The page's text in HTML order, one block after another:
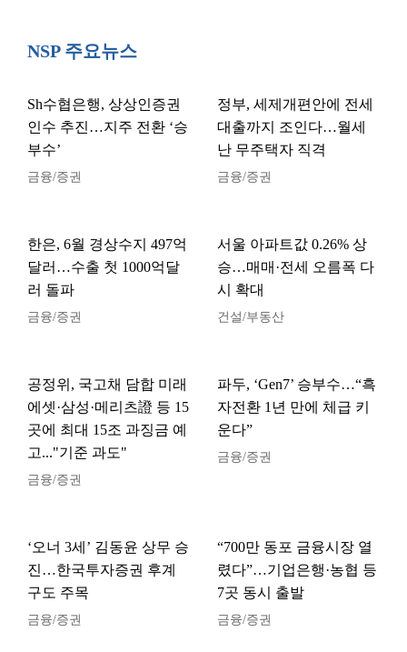
NSP 주요뉴스
Sh수협은행, 상상인증권
인수 추진…지주 전환 ‘승
부수’
금융/증권
정부, 세제개편안에 전세
대출까지 조인다…월세
난 무주택자 직격
금융/증권
한은, 6월 경상수지 497억
달러…수출 첫 1000억달
러 돌파
금융/증권
서울 아파트값 0.26% 상
승…매매·전세 오름폭 다
시 확대
건설/부동산
공정위, 국고채 담합 미래
에셋·삼성·메리츠證 등 15
곳에 최대 15조 과징금 예
고..."기준 과도"
금융/증권
파두, ‘Gen7’ 승부수…“흑
자전환 1년 만에 체급 키
운다”
금융/증권
‘오너 3세’ 김동윤 상무 승
진…한국투자증권 후계
구도 주목
금융/증권
“700만 동포 금융시장 열
렸다”…기업은행·농협 등
7곳 동시 출발
금융/증권